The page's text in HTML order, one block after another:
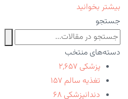
بیشتر بخوانید
جستجو
دسته‌های منتخب
پزشکی ۲,۶۵۷
تغذیه سالم ۱۵۷
دندانپزشکی ۶۸